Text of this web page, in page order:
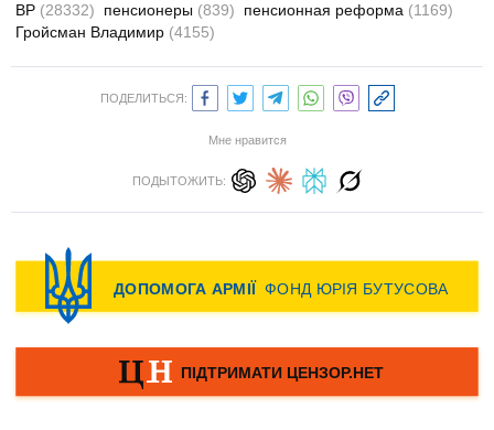
ВР (28332) пенсионеры (839) пенсионная реформа (1169)
Гройсман Владимир (4155)
ПОДЕЛИТЬСЯ:
Мне нравится
ПОДЫТОЖИТЬ: